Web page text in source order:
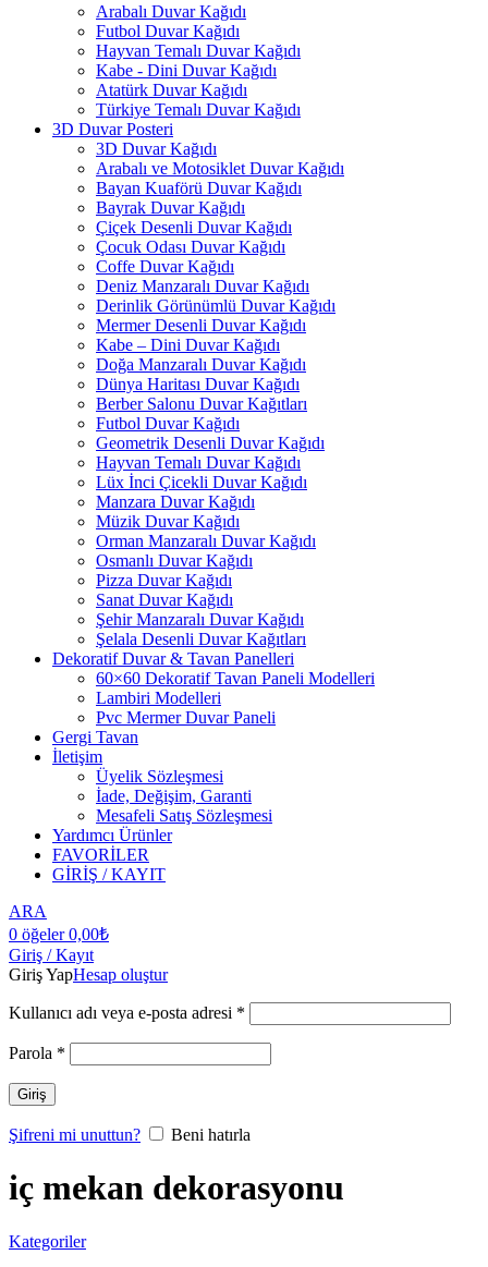
Arabalı Duvar Kağıdı
Futbol Duvar Kağıdı
Hayvan Temalı Duvar Kağıdı
Kabe - Dini Duvar Kağıdı
Atatürk Duvar Kağıdı
Türkiye Temalı Duvar Kağıdı
3D Duvar Posteri
3D Duvar Kağıdı
Arabalı ve Motosiklet Duvar Kağıdı
Bayan Kuaförü Duvar Kağıdı
Bayrak Duvar Kağıdı
Çiçek Desenli Duvar Kağıdı
Çocuk Odası Duvar Kağıdı
Coffe Duvar Kağıdı
Deniz Manzaralı Duvar Kağıdı
Derinlik Görünümlü Duvar Kağıdı
Mermer Desenli Duvar Kağıdı
Kabe – Dini Duvar Kağıdı
Doğa Manzaralı Duvar Kağıdı
Dünya Haritası Duvar Kağıdı
Berber Salonu Duvar Kağıtları
Futbol Duvar Kağıdı
Geometrik Desenli Duvar Kağıdı
Hayvan Temalı Duvar Kağıdı
Lüx İnci Çicekli Duvar Kağıdı
Manzara Duvar Kağıdı
Müzik Duvar Kağıdı
Orman Manzaralı Duvar Kağıdı
Osmanlı Duvar Kağıdı
Pizza Duvar Kağıdı
Sanat Duvar Kağıdı
Şehir Manzaralı Duvar Kağıdı
Şelala Desenli Duvar Kağıtları
Dekoratif Duvar & Tavan Panelleri
60×60 Dekoratif Tavan Paneli Modelleri
Lambiri Modelleri
Pvc Mermer Duvar Paneli
Gergi Tavan
İletişim
Üyelik Sözleşmesi
İade, Değişim, Garanti
Mesafeli Satış Sözleşmesi
Yardımcı Ürünler
FAVORİLER
GİRİŞ / KAYIT
ARA
0 öğeler 0,00₺
Giriş / Kayıt
Giriş YapHesap oluştur
Kullanıcı adı veya e-posta adresi *
Parola *
Giriş
Şifreni mi unuttun? Beni hatırla
iç mekan dekorasyonu
Kategoriler